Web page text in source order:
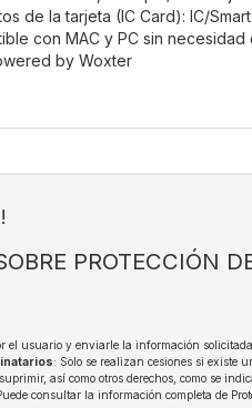
de la tarjeta (IC Card): IC/
con MAC y PC sin necesidad
by Woxter
PROTECCIÓN
el usuario y enviarle la información
: Solo se realizan cesiones si existe
así como otros derechos, como se
consultar la información completa de